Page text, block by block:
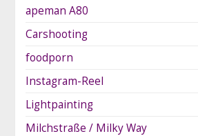
apeman A80
Carshooting
foodporn
Instagram-Reel
Lightpainting
Milchstraße / Milky Way